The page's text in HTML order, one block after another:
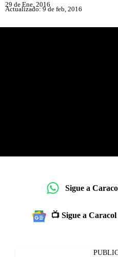
29 de Ene, 2016
Actualizado: 9 de feb, 2016
Sigue a
📺 Sigue a